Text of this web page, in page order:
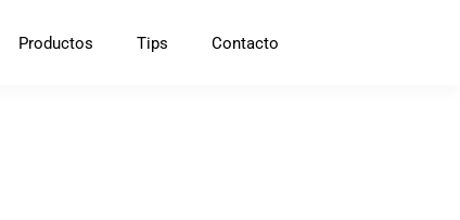
Productos Tips Contacto